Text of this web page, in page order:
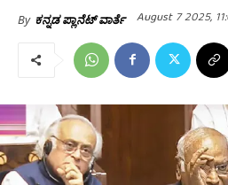
By ಕನ್ನಡ ಪ್ಲಾನೆಟ್ ವಾರ್ತೆ August 7 2025,